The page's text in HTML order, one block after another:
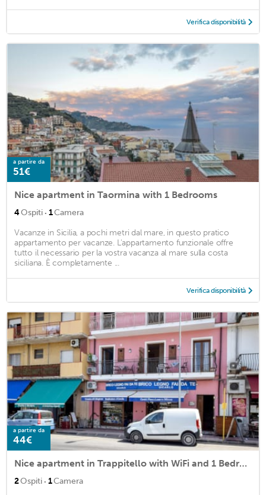
Verifica disponibilità
a partire da
51€
Nice apartment in Taormina with 1 Bedrooms
4Ospiti · 1Camera
Vacanze in Sicilia, a pochi metri dal mare, in questo pratico
appartamento per vacanze. L'appartamento funzionale offre
tutto il necessario per la vostra vacanza al mare sulla costa
siciliana. È completamente ...
Verifica disponibilità
a partire da
44€
Nice apartment in Trappitello with WiFi and 1 Bedrooms
2Ospiti · 1Camera